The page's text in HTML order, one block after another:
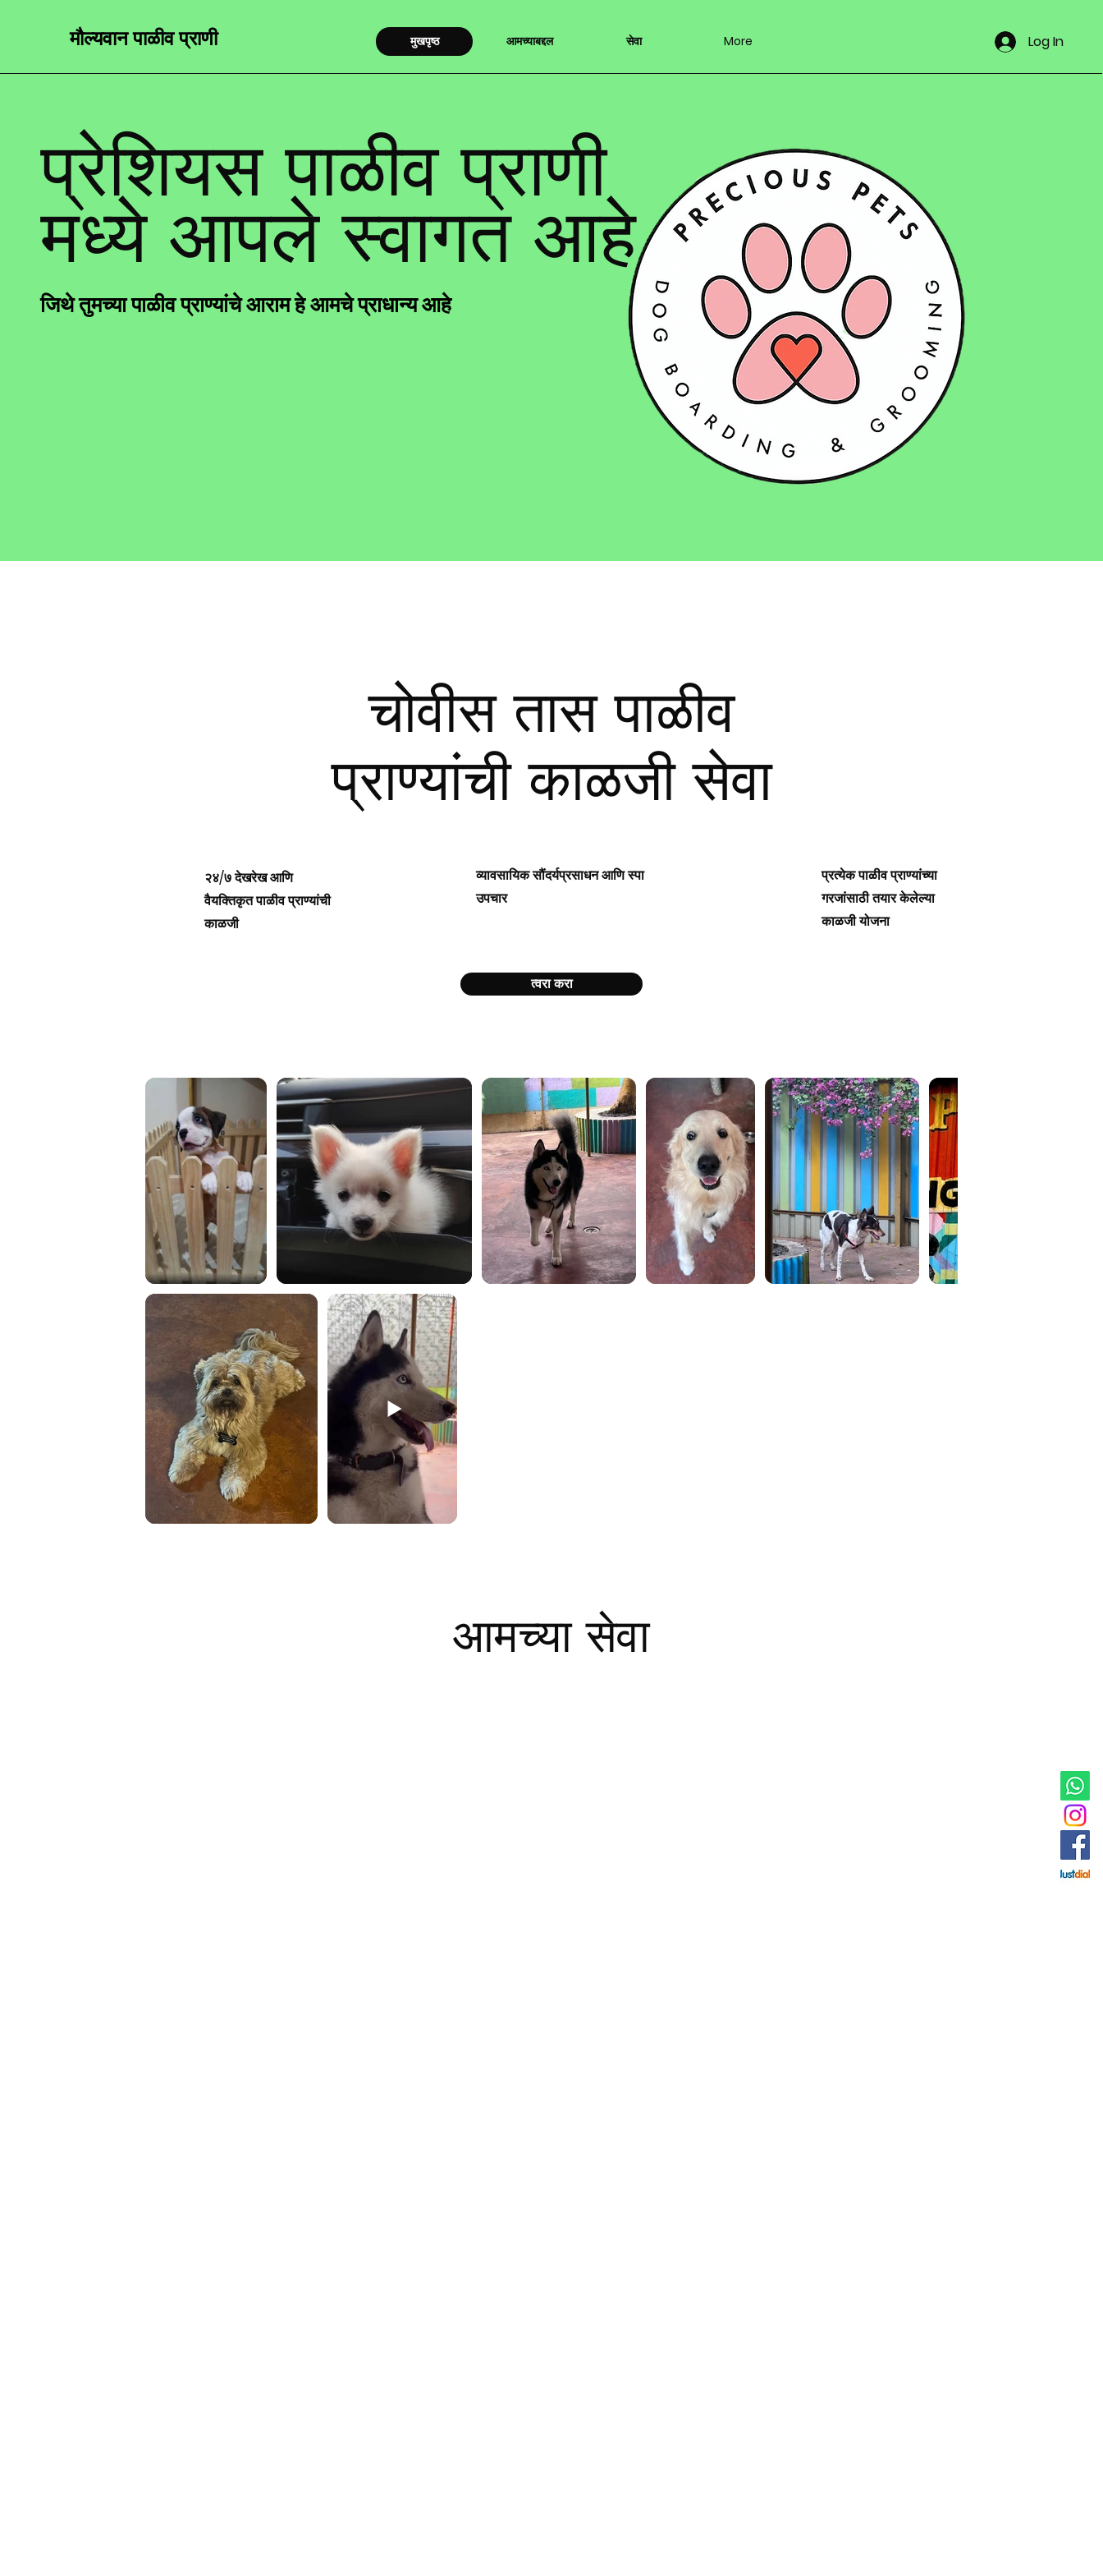
मौल्यवान पाळीव प्राणी मुखपृष्ठ आमच्याबद्दल सेवा More Log In
प्रेशियस पाळीव प्राणी
मध्ये आपले स्वागत आहे
जिथे तुमच्या पाळीव प्राण्यांचे आराम हे आमचे प्राधान्य आहे
चोवीस तास पाळीव
प्राण्यांची काळजी सेवा
२४/७ देखरेख आणि
वैयक्तिकृत पाळीव प्राण्यांची
काळजी
व्यावसायिक सौंदर्यप्रसाधन आणि स्पा
उपचार
प्रत्येक पाळीव प्राण्यांच्या
गरजांसाठी तयार केलेल्या
काळजी योजना
त्वरा करा
आमच्या सेवा